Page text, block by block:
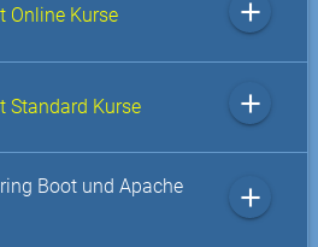
Online Kurse add
Standard Kurse add
Boot und Apache
add